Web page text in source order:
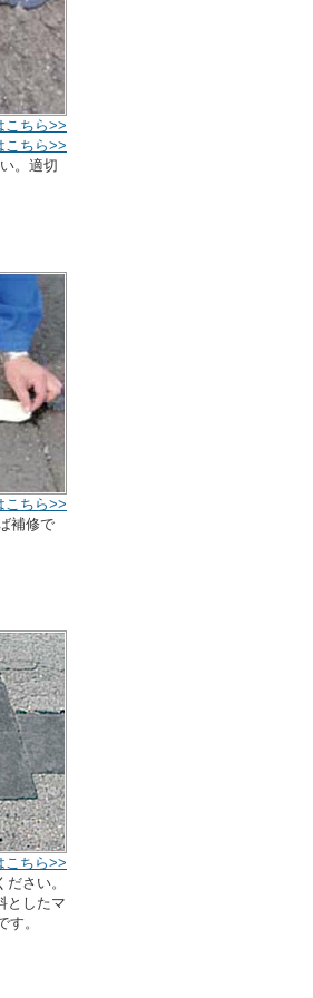
こちら>>
こちら>>
。適切
こちら>>
補修で
こちら>>
さい。
としたマ
。